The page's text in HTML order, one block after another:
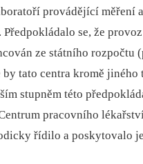
provádějící měření
se, že
ze státního rozpočtu
tato centra kromě jiného
stupněm této
pracovního
řídilo a poskytovalo